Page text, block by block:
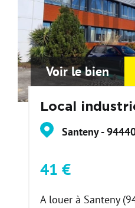
Voir le bien
Local
Santeny -
41 €
A louer à Santeny